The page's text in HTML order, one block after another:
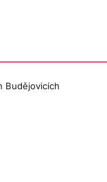
Budějovicích